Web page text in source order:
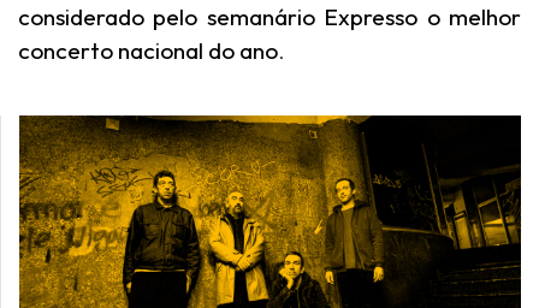
considerado pelo semanário Expresso o melhor
concerto nacional do ano.